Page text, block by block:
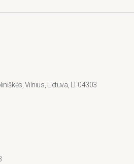
Vilnius, Lietuva, LT-04303